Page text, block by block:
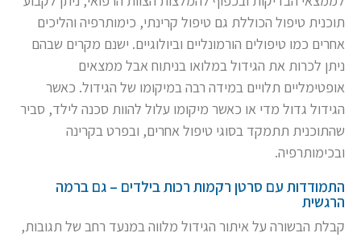
תוכנית טיפול הכוללת גם טיפול קרינתי, כימותרפיה והליכים
אחרים כמו טיפולים הורמונליים וביולוגיים. ישנם מקרים שבהם
ניתן לכרות את הגידול במלואו בניתוח אבל ממצאים
אופטימליים תלויים במידה רבה במיקומו של הגידול. כאשר
הגידול גדול מדי או כאשר מיקומו עלול להוות סכנה לילד, סביר
שהתוכנית תתמקד בסוגי טיפול אחרים, ובפרט בקרינה
ובכימותרפיה.
התמודדות עם סרטן רקמות רכות בילדים – גם ברמה
הרגשית
קבלת הבשורה על איתור הגידול מלווה במנעד רחב של תגובות,